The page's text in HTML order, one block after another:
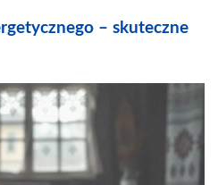
– skuteczne